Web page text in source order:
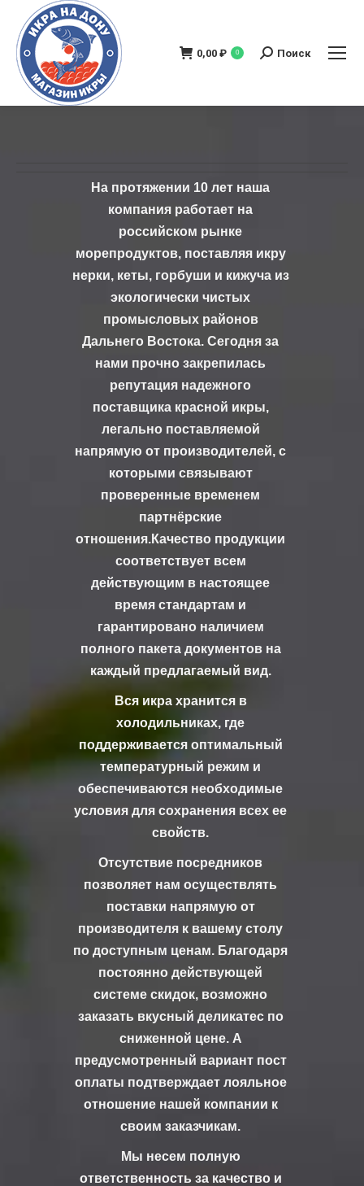
0,00 ₽ 0 Поиск:
Поиск
На протяжении 10 лет наша
компания работает на
российском рынке
морепродуктов, поставляя икру
нерки, кеты, горбуши и кижуча из
экологически чистых
промысловых районов
Дальнего Востока. Сегодня за
нами прочно закрепилась
репутация надежного
поставщика красной икры,
легально поставляемой
напрямую от производителей, с
которыми связывают
проверенные временем
партнёрские
отношения.Качество продукции
соответствует всем
действующим в настоящее
время стандартам и
гарантировано наличием
полного пакета документов на
каждый предлагаемый вид.
Вся икра хранится в
холодильниках, где
поддерживается оптимальный
температурный режим и
обеспечиваются необходимые
условия для сохранения всех ее
свойств.
Отсутствие посредников
позволяет нам осуществлять
поставки напрямую от
производителя к вашему столу
по доступным ценам. Благодаря
постоянно действующей
системе скидок, возможно
заказать вкусный деликатес по
сниженной цене. А
предусмотренный вариант пост
оплаты подтверждает лояльное
отношение нашей компании к
своим заказчикам.
Мы несем полную
ответственность за качество и